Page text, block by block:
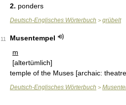
2. ponders
Deutsch-Englisches Wörterbuch > grübelt
11
Musentempel
m
[altertümlich]
temple of the Muses [archaic:
Deutsch-Englisches Wörterbuch >